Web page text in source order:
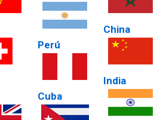
Perú
Cuba
China
India